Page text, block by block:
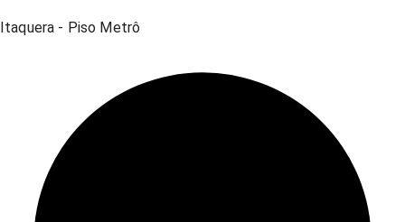
Itaquera - Piso Metrô